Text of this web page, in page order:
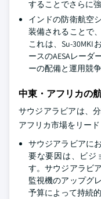
することでさらに
インドの防衛航空
装備されることで
これは、Su-30MKI
ースのAESAレー
ーの配備と運用競
中東・アフリカの
サウジアラビアは、
アフリカ市場をリード
サウジアラビアに
要な要因は、ビジ
す。サウジアラビ
監視機のアップグ
予算によって持続